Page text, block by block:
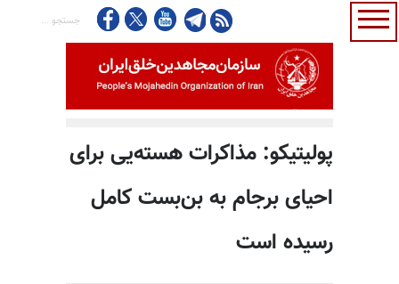
پولیتیکو: مذاکرات هسته‌یی برای
احیای برجام به بن‌بست کامل
رسیده است